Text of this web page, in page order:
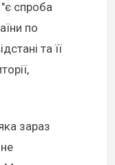
спроба
по
та її
зараз